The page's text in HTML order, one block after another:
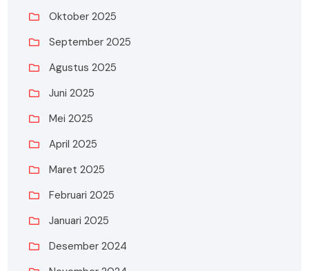
Oktober 2025
September 2025
Agustus 2025
Juni 2025
Mei 2025
April 2025
Maret 2025
Februari 2025
Januari 2025
Desember 2024